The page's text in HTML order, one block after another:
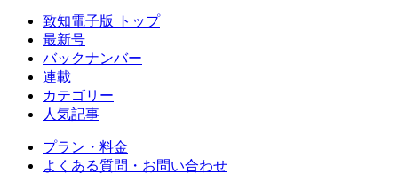
致知電子版 トップ
最新号
バックナンバー
連載
カテゴリー
人気記事
プラン・料金
よくある質問・お問い合わせ